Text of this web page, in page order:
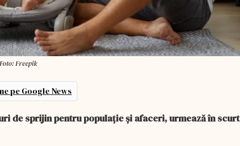
Freepik
pe Google News
de sprijin pentru populație și afaceri, urmează în scurt